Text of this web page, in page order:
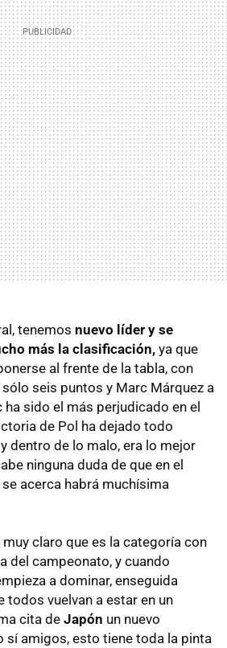
tenemos nuevo líder y se
más la clasificación, ya que
al frente de la tabla, con
seis puntos y Marc Márquez a
ha sido el más perjudicado en el
de Pol ha dejado todo
dentro de lo malo, era lo mejor
ninguna duda de que en el
acerca habrá muchísima
claro que es la categoría con
del campeonato, y cuando
a dominar, enseguida
todos vuelvan a estar en un
cita de Japón un nuevo
sí amigos, esto tiene toda la pinta